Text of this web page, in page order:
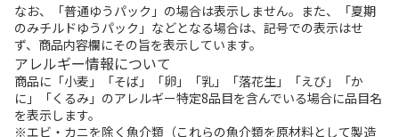
なお、「普通ゆうパック」の場合は表示しません。また、「夏期
のみチルドゆうパック」などとなる場合は、記号での表示はせ
ず、商品内容欄にその旨を表示しています。
アレルギー情報について
商品に「小麦」「そば」「卵」「乳」「落花生」「えび」「か
に」「くるみ」のアレルギー特定8品目を含んでいる場合に品目名
を表示します。
※エビ・カニを除く魚介類（これらの魚介類を原材料として製造